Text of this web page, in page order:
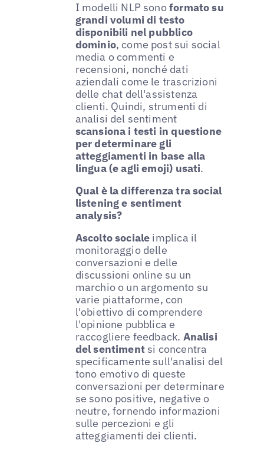
I modelli NLP sonoformato su
grandi volumi di testo
disponibili nel pubblico
dominio, come post sui social
media o commenti e
recensioni, nonché dati
aziendali come le trascrizioni
delle chat dell'assistenza
clienti. Quindi, strumenti di
analisi del sentiment
scansiona i testi in questione
per determinare gli
atteggiamenti in base alla
lingua (e agli emoji) usati.
Qual è la differenza tra social
listening e sentiment
analysis?
Ascolto sociale implica il
monitoraggio delle
conversazioni e delle
discussioni online su un
marchio o un argomento su
varie piattaforme, con
l'obiettivo di comprendere
l'opinione pubblica e
raccogliere feedback. Analisi
del sentimentsi concentra
specificamente sull'analisi del
tono emotivo di queste
conversazioni per determinare
se sono positive, negative o
neutre, fornendo informazioni
sulle percezioni e gli
atteggiamenti dei clienti.